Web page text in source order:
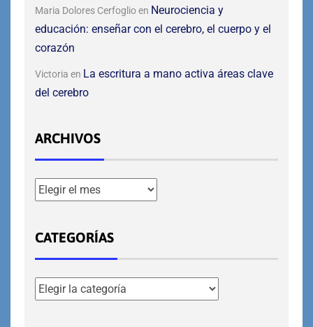
Maria Dolores Cerfoglioen Neurociencia y
educación: enseñar con el cerebro, el cuerpo y el
corazón
Victoria en La escritura a mano activa áreas clave
del cerebro
ARCHIVOS
CATEGORÍAS